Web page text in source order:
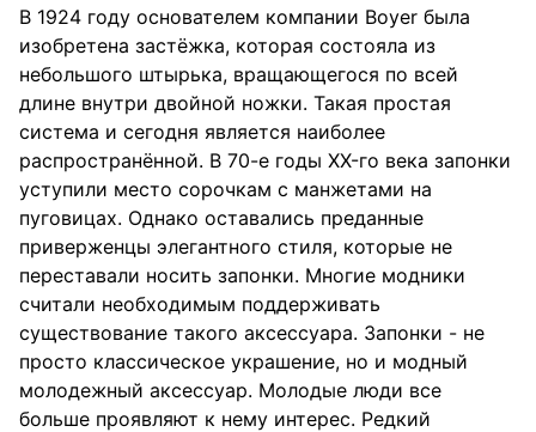
В 1924 году основателем компании Boyer была
изобретена застёжка, которая состояла из
небольшого штырька, вращающегося по всей
длине внутри двойной ножки. Такая простая
система и сегодня является наиболее
распространённой. В 70-е годы XX-го века запонки
уступили место сорочкам с манжетами на
пуговицах. Однако оставались преданные
приверженцы элегантного стиля, которые не
переставали носить запонки. Многие модники
считали необходимым поддерживать
существование такого аксессуара. Запонки - не
просто классическое украшение, но и модный
молодежный аксессуар. Молодые люди все
больше проявляют к нему интерес. Редкий